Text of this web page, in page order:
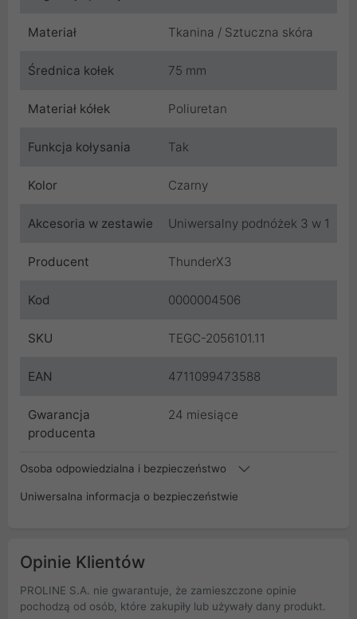
Materiał Tkanina / Sztuczna skóra
Średnica kołek 75 mm
Materiał kółek Poliuretan
Funkcja kołysania Tak
Kolor Czarny
Akcesoria w zestawie Uniwersalny podnóżek 3 w 1
Producent ThunderX3
Kod 0000004506
SKU TEGC-2056101.11
EAN 4711099473588
Gwarancja
producenta
24 miesiące
Osoba odpowiedzialna i bezpieczeństwo
Uniwersalna informacja o bezpieczeństwie
Opinie Klientów
PROLINE S.A. nie gwarantuje, że zamieszczone opinie
pochodzą od osób, które zakupiły lub używały dany produkt.